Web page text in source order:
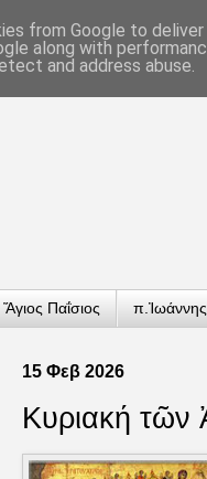
Ἅγιος Παΐσιος
15 Φεβ 2026
Κυριακή
from Google to
along with
and address abuse.